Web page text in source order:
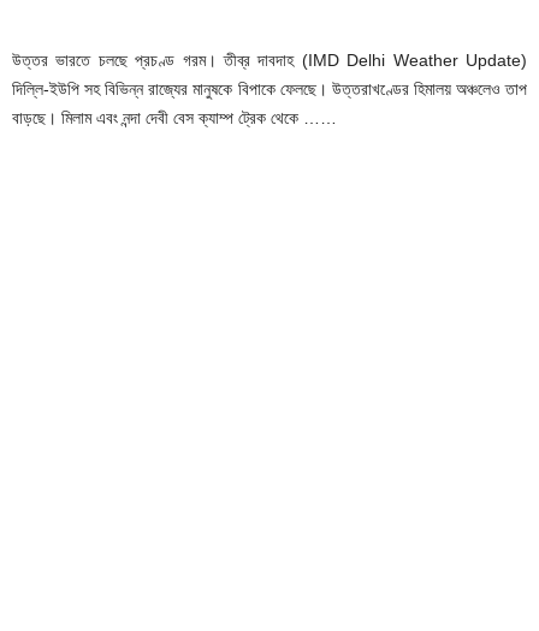
উত্তর ভারতে চলছে প্রচণ্ড গরম। তীব্র দাবদাহ (IMD Delhi Weather Update)
দিল্লি-ইউপি সহ বিভিন্ন রাজ্যের মানুষকে বিপাকে ফেলছে। উত্তরাখণ্ডের হিমালয় অঞ্চলেও তাপ
বাড়ছে। মিলাম এবং নন্দা দেবী বেস ক্যাম্প ট্রেক থেকে ……